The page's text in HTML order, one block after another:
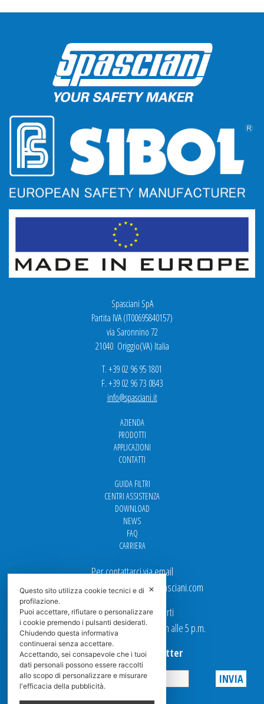
Spasciani SpA
Partita IVA (IT00695840157)
via Saronnino 72
21040 Origgio(VA) Italia
T. +39 02 96 95 1801
F. +39 02 96 73 0843
info@spasciani.it
AZIENDA
PRODOTTI
APPLICAZIONI
CONTATTI
GUIDA FILTRI
CENTRI ASSISTENZA
DOWNLOAD
NEWS
FAQ
CARRIERA
Per contattarci via email
Ufficio Vendite: italy.sales@spasciani.com
I nostri uffici sono aperti
dal Lunedi al Venerdi dalle 9 a.m alle 5 p.m.
Iscriviti alla Newsletter
Privacy
✕
Questo sito utilizza cookie tecnici e di
profilazione.
Puoi accettare, rifiutare o personalizzare
i cookie premendo i pulsanti desiderati.
Chiudendo questa informativa
continuerai senza accettare.
Accettando, sei consapevole che i tuoi
dati personali possono essere raccolti
allo scopo di personalizzare e misurare
l'efficacia della pubblicità.